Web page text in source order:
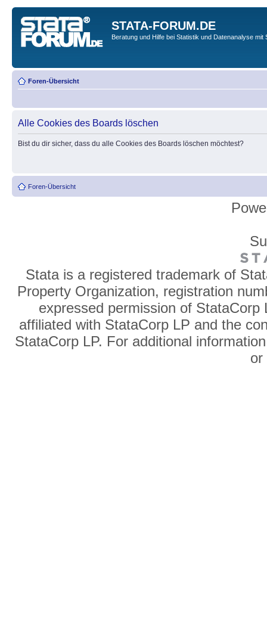
STATA-FORUM.DE
Beratung und Hilfe bei Statistik und Datenanalyse mit
Foren-Übersicht
Alle Cookies des Boards löschen
Bist du dir sicher, dass du alle Cookies des Boards löschen möchtest?
Foren-Übersicht
Stata is a registered trademark of
Property Organization, registration
expressed permission of
affiliated with StataCorp LP and the
StataCorp LP. For additional
or